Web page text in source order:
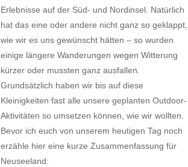
Erlebnisse auf der Süd- und Nordinsel. Natürlich
hat das eine oder andere nicht ganz so geklappt,
wie wir es uns gewünscht hätten – so wurden
einige längere Wanderungen wegen Witterung
kürzer oder mussten ganz ausfallen.
Grundsätzlich haben wir bis auf diese
Kleinigkeiten fast alle unsere geplanten Outdoor-
Aktivitäten so umsetzen können, wie wir wollten.
Bevor ich euch von unserem heutigen Tag noch
erzähle hier eine kurze Zusammenfassung für
Neuseeland: